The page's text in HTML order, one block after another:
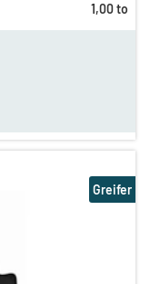
1,00 to
Greifer